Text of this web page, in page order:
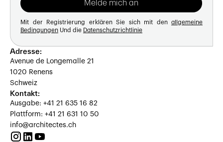
Mit der Registrierung erklären Sie sich mit den allgemeine
Bedingungen Und die Datenschutzrichtlinie
Adresse:
Avenue de Longemalle 21
1020 Renens
Schweiz
Kontakt:
Ausgabe: +41 21 635 16 82
Plattform: +41 21 631 10 50
info@architectes.ch